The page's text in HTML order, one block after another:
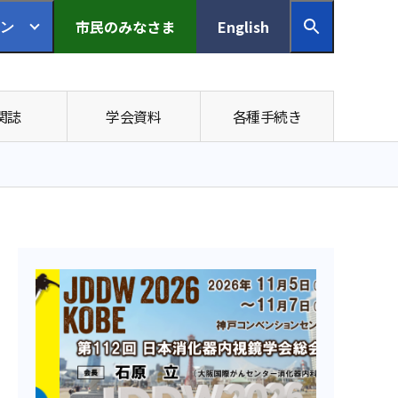
市民のみなさま English
誌 学会資料 各種手続き